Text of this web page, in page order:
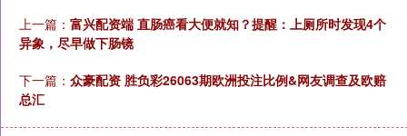
上一篇： 富兴配资端 直肠癌看大便就知？提醒：上厕所时发现4个
异象，尽早做下肠镜
下一篇： 众豪配资 胜负彩26063期欧洲投注比例&网友调查及欧赔
总汇